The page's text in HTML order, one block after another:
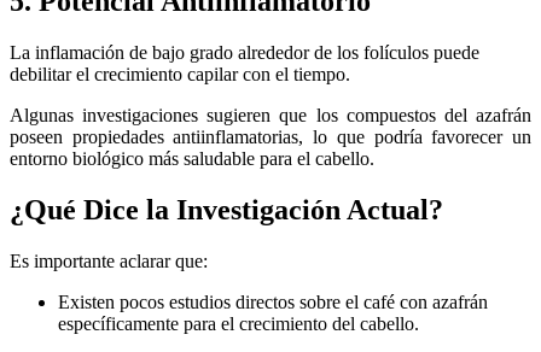
La inflamación de bajo grado alrededor de los folículos puede
debilitar el crecimiento capilar con el tiempo.
Algunas investigaciones sugieren que los compuestos del azafrán
poseen propiedades antiinflamatorias, lo que podría favorecer un
entorno biológico más saludable para el cabello.
¿Qué Dice la Investigación Actual?
Es importante aclarar que:
Existen pocos estudios directos sobre el café con azafrán
específicamente para el crecimiento del cabello.